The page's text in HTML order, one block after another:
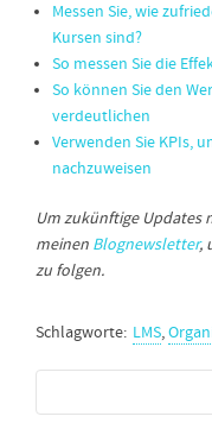
Messen Sie, wie
Kursen sind?
So messen Sie die
So können Sie den
verdeutlichen
Verwenden Sie KPIs,
nachzuweisen
Um zukünftige Updates
meinen Blognewsletter,
zu folgen.
Schlagworte: LMS,